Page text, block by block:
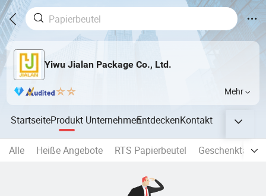
Yiwu Jialan Package Co., Ltd.
Mehr
StartseiteProdukt UnternehmenEntdeckenKontakt
Alle Heiße Angebote RTS Papierbeutel